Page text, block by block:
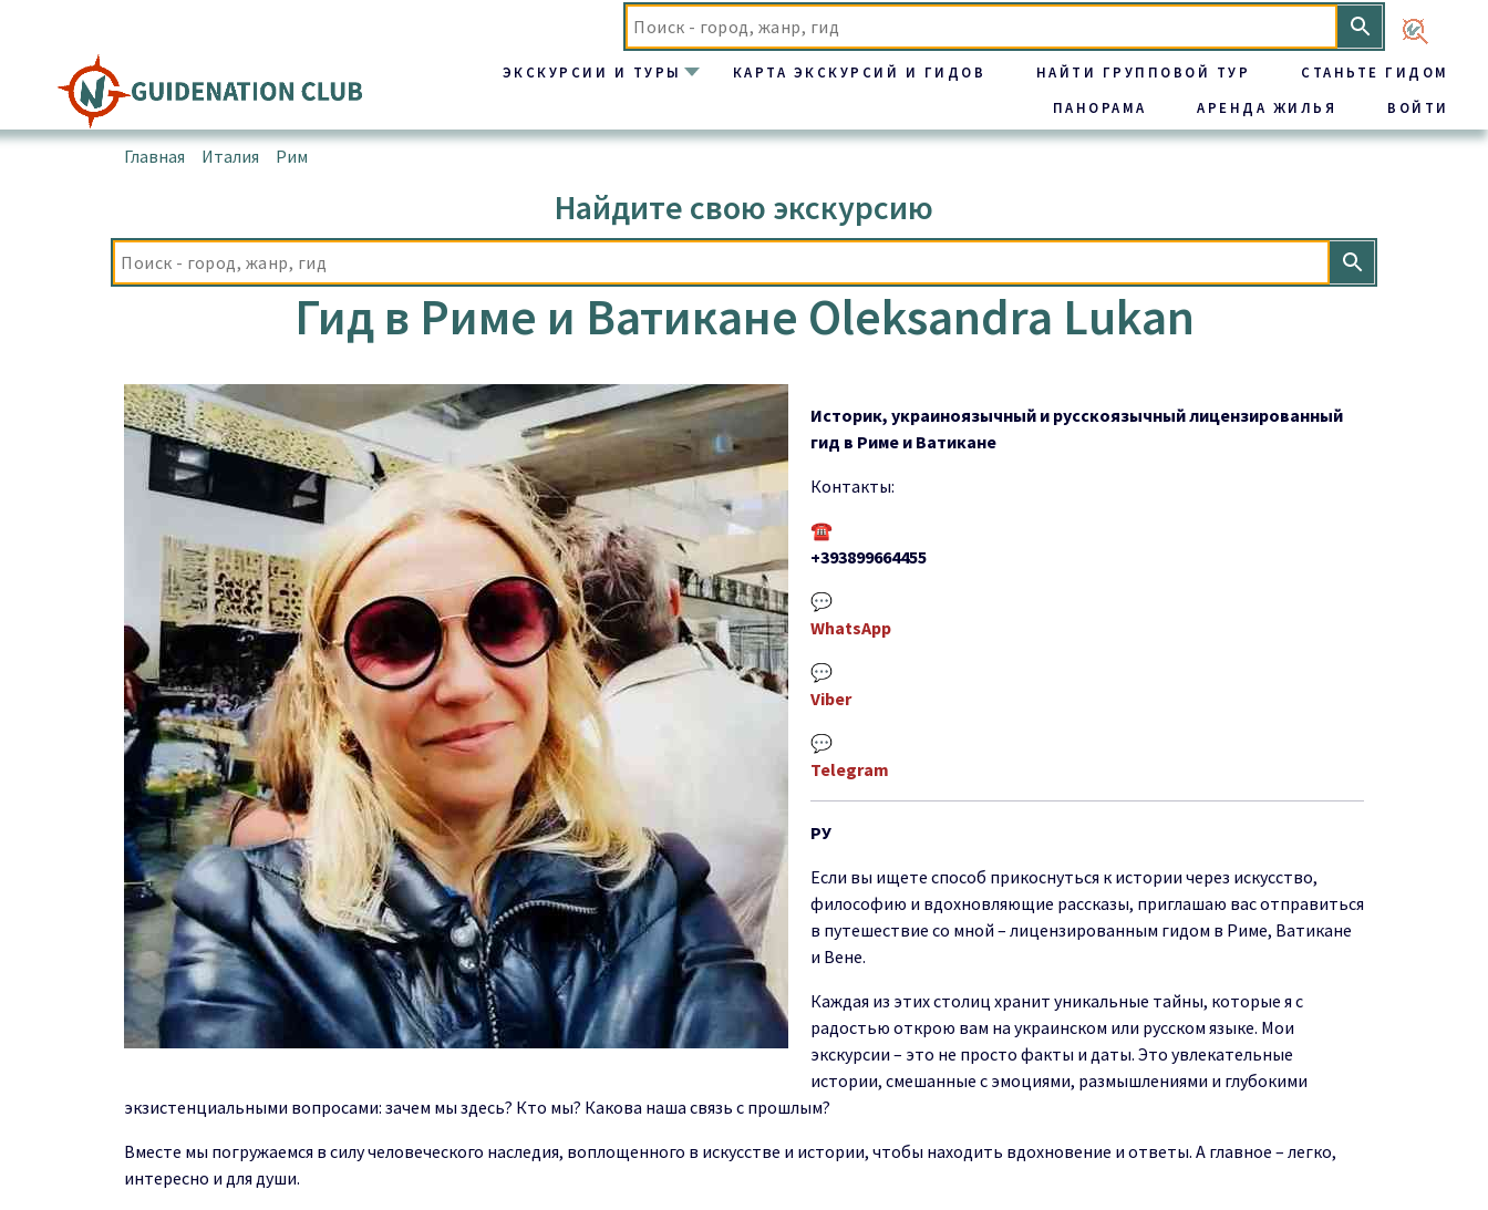
содержимому
ЭКСКУРСИИ И ТУРЫ КАРТА ЭКСКУРСИЙ И ГИДОВ НАЙТИ ГРУППОВОЙ ТУР
СТАНЬТЕ ГИДОМ
ПАНОРАМА
АРЕНДА ЖИЛЬЯ ВОЙТИ
Главная Италия Рим
Найдите свою экскурсию
Гид в Риме и Ватикане Oleksandra Lukan
Историк, украиноязычный и русскоязычный лицензированный
гид в Риме и Ватикане
Контакты:
☎
+393899664455
💬
WhatsApp
💬
Viber
💬
Telegram
РУ
Если вы ищете способ прикоснуться к истории через искусство,
философию и вдохновляющие рассказы, приглашаю вас отправиться
в путешествие со мной – лицензированным гидом в Риме, Ватикане
и Вене.
Каждая из этихстолиц хранит уникальные тайны, которые я с
радостью открою вам на украинском или русском языке. Мои
экскурсии – это не просто факты и даты. Это увлекательные
истории, смешанные с эмоциями, размышлениями и глубокими
экзистенциальными вопросами: зачем мы здесь? Кто мы? Какова наша связь с прошлым?
Вместе мы погружаемся в силучеловеческого наследия, воплощенного в искусстве и истории, чтобы находить вдохновение и ответы. А главное – легко,
интересно и для души.